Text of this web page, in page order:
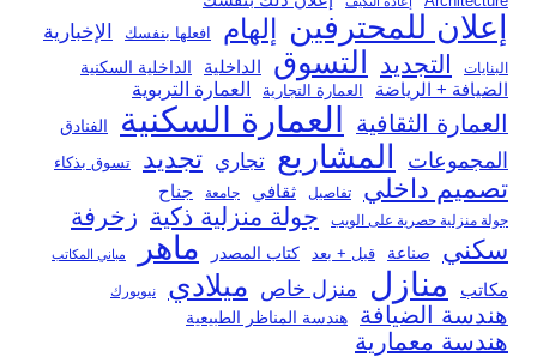
إعلان للمحترفين إلهام افعلها بنفسك الإخبارية
البنايات التجديد التسوق الداخلية الداخلية السكنية
الضيافة + الرياضة العمارة التجارية العمارة التربوية
العمارة الثقافية العمارة السكنية الفنادق
المجموعات المشاريع تجاري تجديد تسوق بذكاء
تصميم داخلي تفاصيل ثقافي جامعة جناح
جولة منزلية حصرية على الويب جولة منزلية ذكية زخرفة
سكني صناعة قبل + بعد كتاب المصدر ماهر مباني المكاتب
مكاتب منازل منزل خاص ميلادي نيويورك
هندسة الضيافة هندسة المناظر الطبيعية
هندسة معمارية